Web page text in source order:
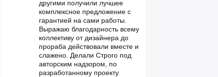
другими получили лучшее
комплексное предложение с
гарантией на сами работы.
Выражаю благодарность всему
коллективу от дизайнера до
прораба действовали вместе и
слажено. Делали Строго под
авторским надзором, по
разработанному проекту